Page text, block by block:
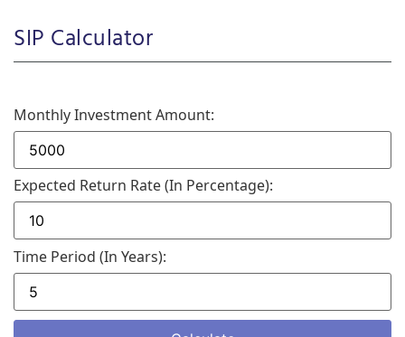
SIP Calculator
Monthly Investment Amount:
Expected Return Rate (in Percentage):
Time Period (in Years):